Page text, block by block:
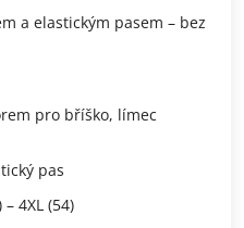
a elastickým pasem – bez
pro bříško, límec
pas
4XL (54)